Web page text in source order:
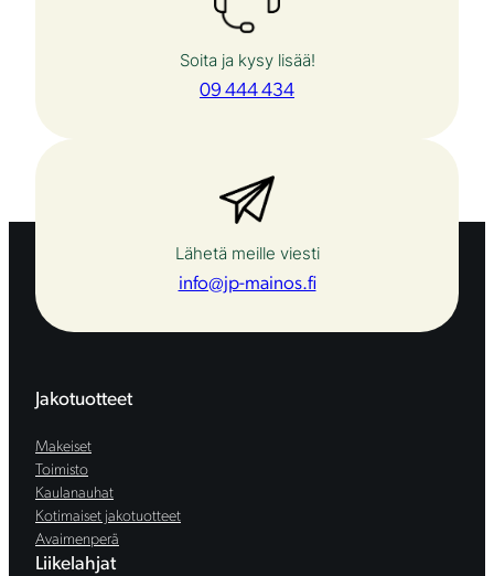
Soita ja kysy lisää!
09 444 434
Lähetä meille viesti
info@jp-mainos.fi
Jakotuotteet
Makeiset
Toimisto
Kaulanauhat
Kotimaiset jakotuotteet
Avaimenperä
Liikelahjat